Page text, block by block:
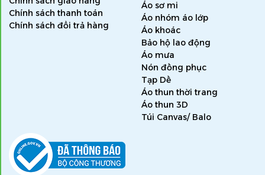
Chính sách thanh toán
Chính sách đổi trả hàng
Áo sơ mi
Áo nhóm áo lớp
Áo khoác
Bảo hộ lao động
Áo mưa
Nón đồng phục
Tạp Dề
Áo thun thời trang
Áo thun 3D
Túi Canvas/ Balo